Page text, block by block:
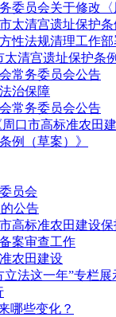
委员会关于修改
太清宫遗址保护
性法规清理工作
清宫遗址保护条
常务委员会公告
治保障
常务委员会公告
口市高标准农田建
例（草案）》
员会
公告
高标准农田建设
案审查工作
农田建设
立法这一年”专栏
哪些变化？